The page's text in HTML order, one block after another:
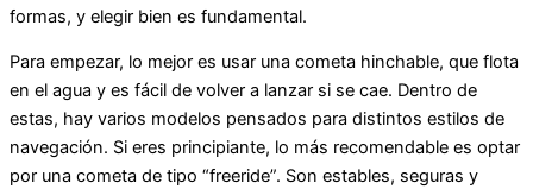
formas, y elegir bien es fundamental.
Para empezar, lo mejor es usar una cometa hinchable, que flota
en el agua y es fácil de volver a lanzar si se cae. Dentro de
estas, hay varios modelos pensados para distintos estilos de
navegación. Si eres principiante, lo más recomendable es optar
por una cometa de tipo “freeride”. Son estables, seguras y